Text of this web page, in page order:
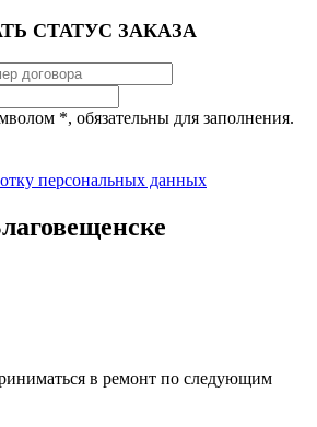
СТАТУС ЗАКАЗА
*, обязательны для заполнения.
персональных данных
в ремонт по следующим